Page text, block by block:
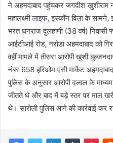
ने अहमदाबाद पहुंचकर जगदीश खुशीराम
महालक्ष्मी लाइफ, इस्कॉन विला के सामने,
भरत धनराज दुलहाणी (38 वर्ष)
आईटीआई रोड, नरोडा अहमदाबाद को
वहीं मामले में तीसरा आरोपी खुशी
नंबर 658 हरिओम एसी मार्केट
पुलिस के अनुसार आरोपी दलाल के माध्यम
जीतते थे और बाद में बड़े स्तर पर माल
थे। सारोली पुलिस आगे की कार्रवाई कर